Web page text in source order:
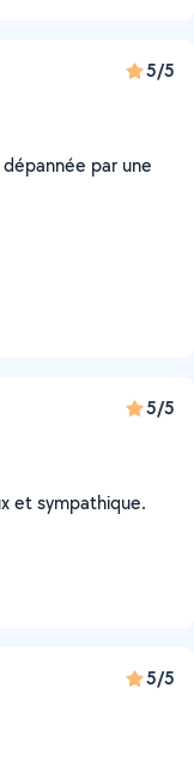
5/5
par une
5/5
et sympathique.
5/5